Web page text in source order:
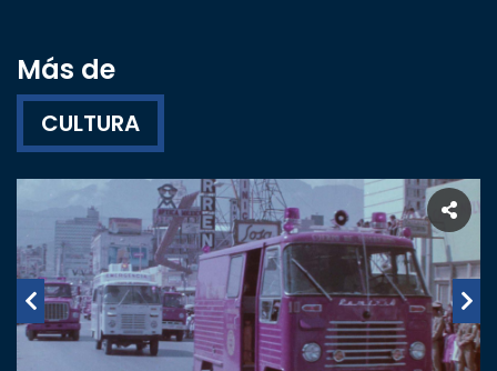
Más de
CULTURA